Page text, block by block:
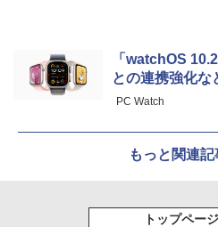
「watchOS
との連携強化な
PC Watch
もっと関連
トップペー